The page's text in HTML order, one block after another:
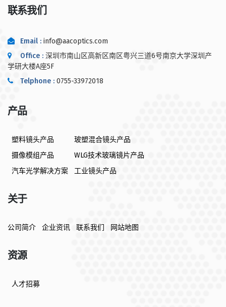
联系我们
Email : info@aacoptics.com
Office : 深圳市南山区高新区南区粤兴三道6号南京大学深圳产
学研大楼A座5F
Telphone : 0755-33972018
产品
塑料镜头产品
玻塑混合镜头产品
摄像模组产品
WLG技术玻璃镜片产品
汽车光学解决方案
工业镜头产品
关于
公司简介 企业资讯 联系我们 网站地图
资源
人才招募